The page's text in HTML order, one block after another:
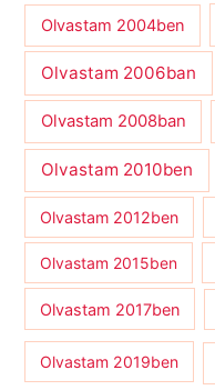
Olvastam 2004ben
Olvastam 2006ban
Olvastam 2008ban
Olvastam 2010ben
Olvastam 2012ben
Olvastam 2015ben
Olvastam 2017ben
Olvastam 2019ben